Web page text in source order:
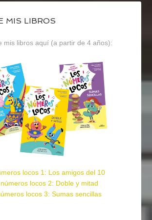
MIS LIBROS
mis libros aquí (a partir de 4 años):
locos 1: Los amigos del 10
locos 2: Doble y mitad
locos 3: Sumas sencillas